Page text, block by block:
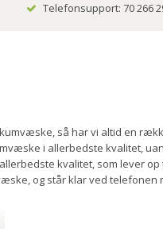
Telefonsupport: 70 266
så har vi altid en
i allerbedste kvalitet,
kvalitet, som lever
og står klar ved